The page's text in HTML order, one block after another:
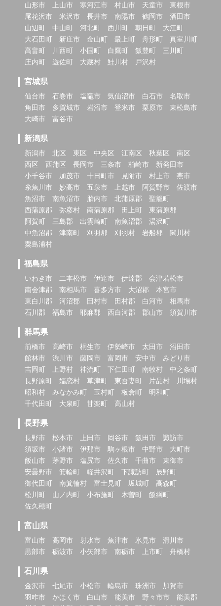
山形市 上山市 寒河江市 村山市 天童市
東根市
尾花沢市
米沢市 長井市 南陽市 鶴岡市
酒田市
山辺町
中山町 河北町 西川町 朝日町
大江町
大石田町
新庄市 金山町 最上町 舟形町
真室川町
高畠町
川西町 小国町 白鷹町 飯豊町
三川町
庄内町
遊佐町 大蔵村 鮭川村 戸沢村
宮城県
仙台市 石巻市 塩竈市 気仙沼市 白石市
名取市
角田市
多賀城市 岩沼市 登米市 栗原市
東松島市
大崎市
富谷市
新潟県
新潟市 北区 東区 中央区 江南区 秋葉区
南区
西区
西蒲区 長岡市 三条市 柏崎市
新発田市
小千谷市
加茂市 十日町市 見附市 村上市
燕市
糸魚川市
妙高市 五泉市 上越市 阿賀野市
佐渡市
魚沼市
南魚沼市 胎内市 北蒲原郡
聖籠町
西蒲原郡
弥彦村 南蒲原郡 田上町
東蒲原郡
阿賀町
三島郡 出雲崎町 南魚沼郡
湯沢町
中魚沼郡
津南町 刈羽郡 刈羽村 岩船郡
関川村
粟島浦村
福島県
いわき市 二本松市 伊達市 伊達郡
会津若松市
南会津郡
南相馬市 喜多方市 大沼郡
本宮市
東白川郡
河沼郡 田村市 田村郡 白河市
相馬市
石川郡
福島市 耶麻郡 西白河郡 郡山市 須賀川市
群馬県
前橋市 高崎市 桐生市 伊勢崎市 太田市
沼田市
館林市
渋川市 藤岡市 富岡市 安中市
みどり市
吉岡町
上野村 神流町 下仁田町 南牧村
中之条町
長野原町
嬬恋村 草津町 東吾妻町 片品村
川場村
昭和村
みなかみ町 玉村町 板倉町
明和町
千代田町
大泉町 甘楽町 高山村
長野県
長野市 松本市 上田市 岡谷市 飯田市
諏訪市
須坂市
小諸市 伊那市 駒ヶ根市 中野市
大町市
飯山市
茅野市 塩尻市 佐久市 千曲市
東御市
安曇野市
箕輪町 軽井沢町 下諏訪町
辰野町
御代田町
南箕輪村 富士見町 坂城町
高森町
松川町
山ノ内町 小布施町 木曽町
飯綱町
佐久穂町
富山県
富山市 高岡市 射水市 魚津市 氷見市
滑川市
黒部市
砺波市 小矢部市 南砺市 上市町 舟橋村
石川県
金沢市 七尾市 小松市 輪島市 珠洲市
加賀市
羽咋市
かほく市 白山市 能美市 野々市市
能美郡